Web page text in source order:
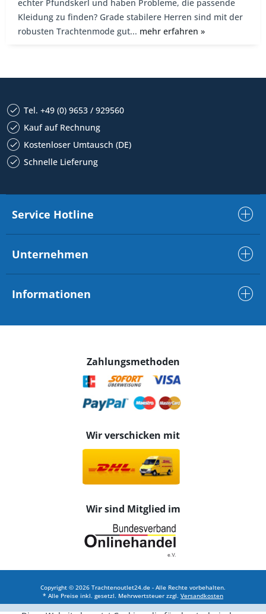
echter Pfundskerl und haben Probleme, die passende
Kleidung zu finden? Grade stabilere Herren sind mit der
robusten Trachtenmode gut... mehr erfahren »
Tel. +49 (0) 9653 / 929560
Kauf auf Rechnung
Kostenloser Umtausch (DE)
Schnelle Lieferung
Service Hotline
Unternehmen
Informationen
Zahlungsmethoden
Wir verschicken mit
Wir sind Mitglied im
Copyright © 2026 Trachtenoutlet24.de - Alle Rechte vorbehalten.
* Alle Preise inkl. gesetzl. Mehrwertsteuer zzgl. Versandkosten